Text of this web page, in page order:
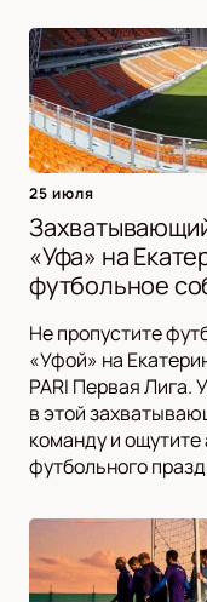
25 июля
«Уфа» на
футбольное
Не пропустите
«Уфой» на
PARI Первая Лига.
в этой
команду и
футбольного